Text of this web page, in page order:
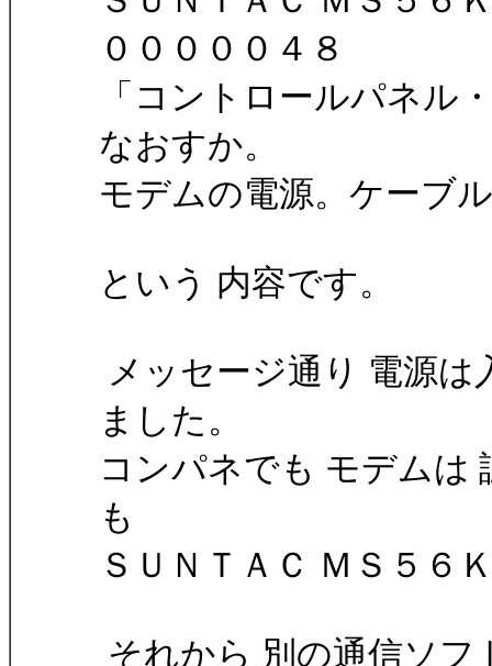
０００００４８
「コントロールパネル
なおすか。
モデムの電源。ケーブ
という 内容です。
メッセージ通り 電源
ました。
コンパネでも モデムは
も
ＳＵＮＴＡＣ ＭＳ５６
それから 別の通信ソ